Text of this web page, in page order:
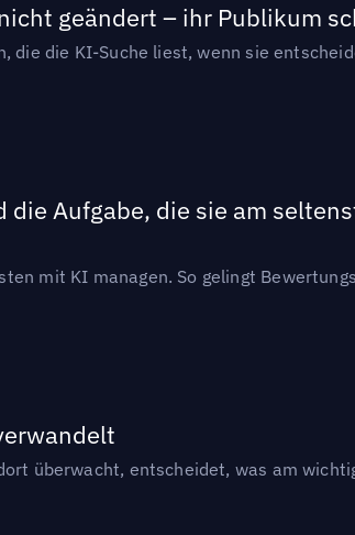
geändert – ihr Publikum
die die KI-Suche liest, wenn sie
Aufgabe, die sie am
mit KI managen. So gelingt
überwacht, entscheidet, was am